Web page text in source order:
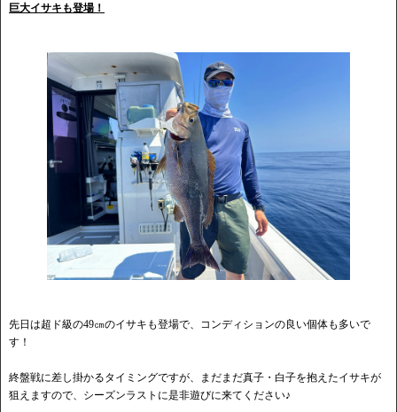
巨大イサキも登場！
先日は超ド級の49㎝のイサキも登場で、コンディションの良い個体も多いで
す！
終盤戦に差し掛かるタイミングですが、まだまだ真子・白子を抱えたイサキが
狙えますので、シーズンラストに是非遊びに来てください♪